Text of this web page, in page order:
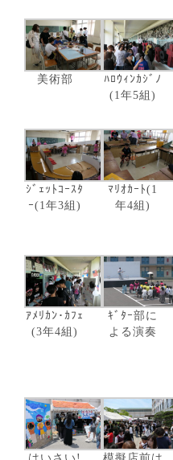
美術部
ﾊﾛｳｨﾝｶｼﾞﾉ
(1年5組)
ｼﾞｪｯﾄｺｰｽﾀ
ｰ(1年3組)
ﾏﾘｵｶｰﾄ(1
年4組)
ｱﾒﾘｶﾝ･ｶﾌｪ
(3年4組)
ｷﾞﾀｰ部に
よる演奏